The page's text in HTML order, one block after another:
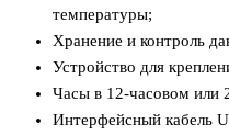
температуры;
Хранение и контроль
Устройство для
Часы в 12-часовом или
Интерфейсный кабель